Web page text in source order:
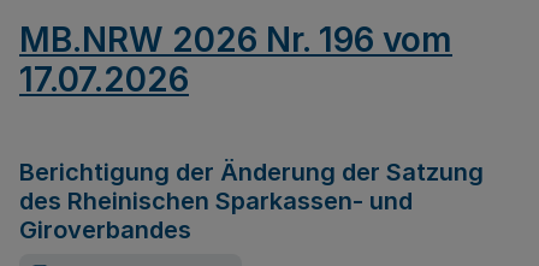
MB.NRW 2026 Nr. 196 vom
17.07.2026
Berichtigung der Änderung der Satzung
des Rheinischen Sparkassen- und
Giroverbandes